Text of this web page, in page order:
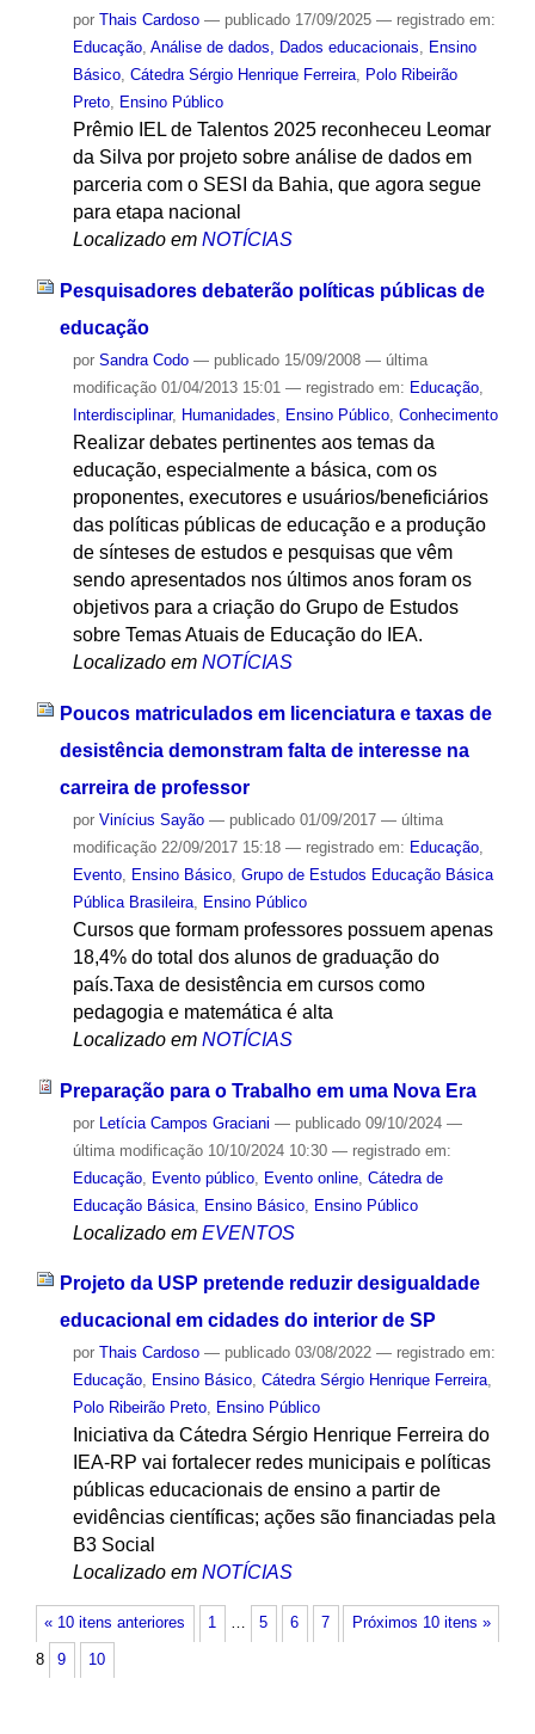
por Thais Cardoso — publicado17/09/2025 — registrado em:
Educação, Análise de dados, Dados educacionais, Ensino
Básico, Cátedra Sérgio Henrique Ferreira, Polo Ribeirão
Preto, Ensino Público
Prêmio IEL de Talentos 2025 reconheceu Leomar
da Silva por projeto sobre análise de dados em
parceria com o SESI da Bahia, que agora segue
para etapa nacional
Localizado em NOTÍCIAS
Pesquisadores debaterão políticas públicas de
educação
por Sandra Codo — publicado15/09/2008 — última
modificação01/04/2013 15:01 — registrado em: Educação,
Interdisciplinar, Humanidades, Ensino Público, Conhecimento
Realizar debates pertinentes aos temas da
educação, especialmente a básica, com os
proponentes, executores e usuários/beneficiários
das políticas públicas de educação e a produção
de sínteses de estudos e pesquisas que vêm
sendo apresentados nos últimos anos foram os
objetivos para a criação do Grupo de Estudos
sobre Temas Atuais de Educação do IEA.
Localizado em NOTÍCIAS
Poucos matriculados em licenciatura e taxas de
desistência demonstram falta de interesse na
carreira de professor
por Vinícius Sayão — publicado01/09/2017 — última
modificação22/09/2017 15:18 — registrado em: Educação,
Evento, Ensino Básico, Grupo de Estudos Educação Básica
Pública Brasileira, Ensino Público
Cursos que formam professores possuem apenas
18,4% do total dos alunos de graduação do
país.Taxa de desistência em cursos como
pedagogia e matemática é alta
Localizado em NOTÍCIAS
Preparação para o Trabalho em uma Nova Era
por Letícia Campos Graciani — publicado09/10/2024 —
última modificação10/10/2024 10:30 — registrado em:
Educação, Evento público, Evento online, Cátedra de
Educação Básica, Ensino Básico, Ensino Público
Localizado em EVENTOS
Projeto da USP pretende reduzir desigualdade
educacional em cidades do interior de SP
por Thais Cardoso — publicado03/08/2022 — registrado em:
Educação, Ensino Básico, Cátedra Sérgio Henrique Ferreira,
Polo Ribeirão Preto, Ensino Público
Iniciativa da Cátedra Sérgio Henrique Ferreira do
IEA-RP vai fortalecer redes municipais e políticas
públicas educacionais de ensino a partir de
evidências científicas; ações são financiadas pela
B3 Social
Localizado em NOTÍCIAS
« 10 itens anteriores Próximos 10 itens »
1 … 5 6 7
8 9 10